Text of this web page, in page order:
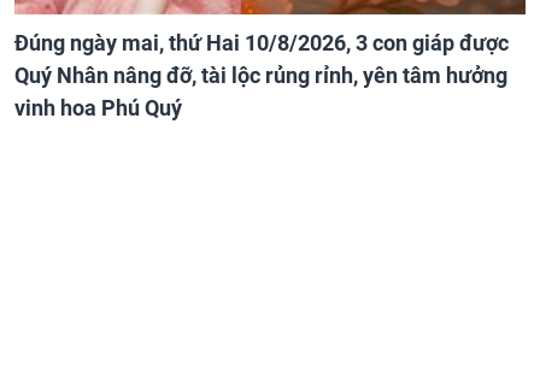
Đúng ngày mai, thứ Hai 10/8/2026, 3 con giáp được
Quý Nhân nâng đỡ, tài lộc rủng rỉnh, yên tâm hưởng
vinh hoa Phú Quý